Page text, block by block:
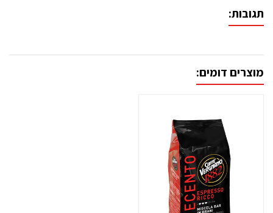
תגובות:
מוצרים דומים: